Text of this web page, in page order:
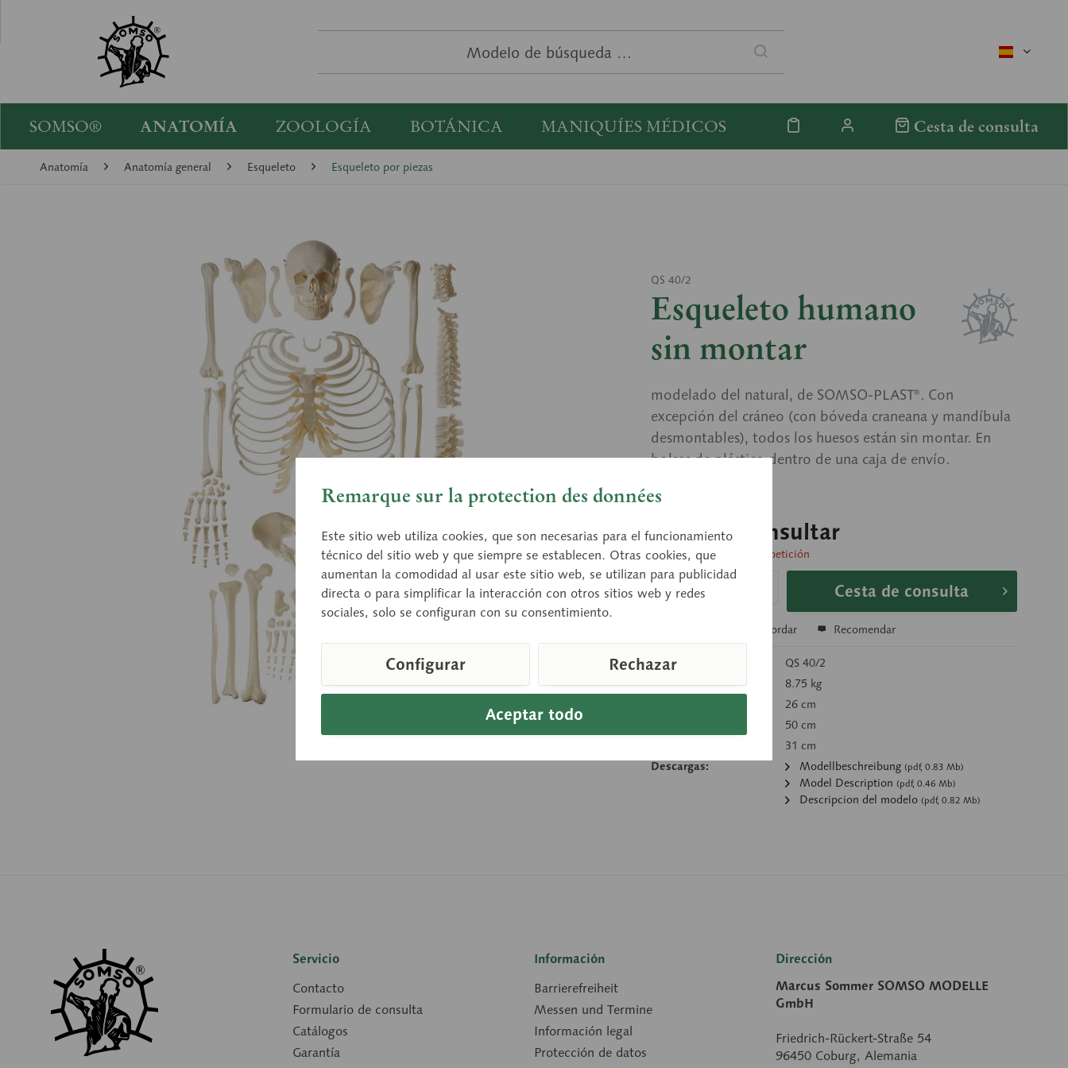
spanisch
SOMSO® ANATOMÍA ZOOLOGÍA BOTÁNICA MANIQUÍES MÉDICOS Cesta de consulta
Anatomía Anatomía general Esqueleto Esqueleto por piezas
QS 40/2
Esqueleto humano
sin montar
modelado del natural, de SOMSO-PLAST®. Con
excepción del cráneo (con bóveda craneana y mandíbula
desmontables), todos los huesos están sin montar. En
bolsas de plástico dentro de una caja de envío.
Precio a consultar
Tiempo de entrega a petición
Cesta de consulta
Recordar Recomendar
Número de artículo:
QS 40/2
Peso (en KG):
8.75 kg
26 cm
50 cm
31 cm
Descargas:
Modellbeschreibung (pdf, 0.83 Mb)
Model Description (pdf, 0.46 Mb)
Descripcion del modelo (pdf, 0.82 Mb)
Servicio
Contacto
Formulario de consulta
Catálogos
Garantía
Información
Barrierefreiheit
Messen und Termine
Información legal
Protección de datos
Dirección
Marcus Sommer SOMSO MODELLE
GmbH
Friedrich-Rückert-Straße 54
96450 Coburg, Alemania
Remarque sur la protection des données
Este sitio web utiliza cookies, que son necesarias para el funcionamiento
técnico del sitio web y que siempre se establecen. Otras cookies, que
aumentan la comodidad al usar este sitio web, se utilizan para publicidad
directa o para simplificar la interacción con otros sitios web y redes
sociales, solo se configuran con su consentimiento.
Aceptar todo
Configurar Rechazar